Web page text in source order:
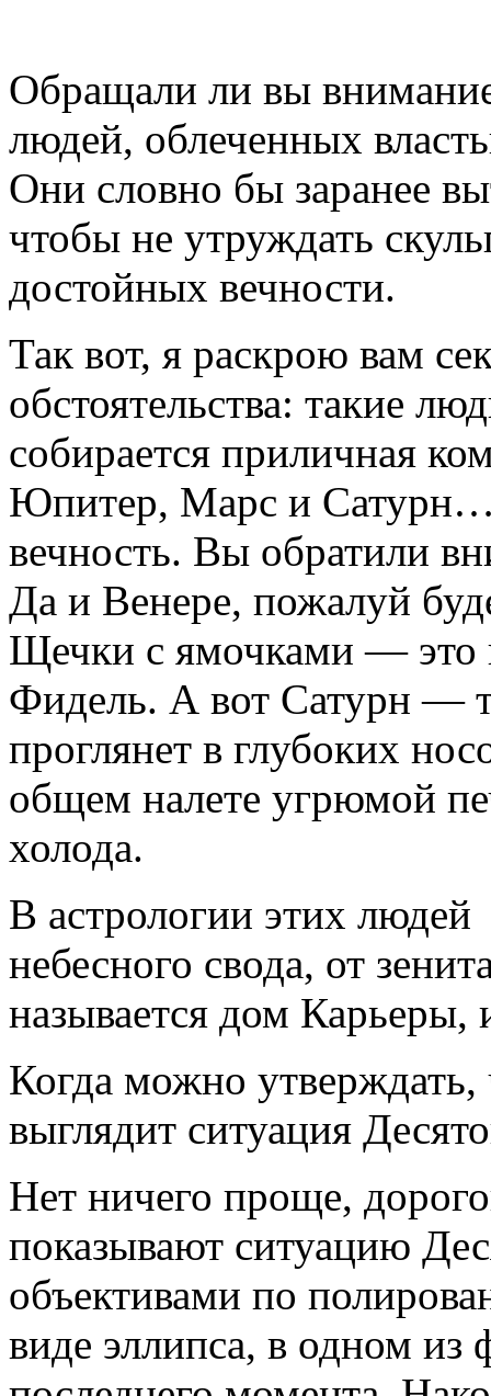
Обращали ли вы
людей, облеченных
Они словно бы заранее
чтобы не утруждать
достойных вечности.
Так вот, я раскрою вам
обстоятельства: такие
собирается приличная
Юпитер, Марс и Сатурн…
вечность. Вы обратили
Да и Венере, пожалуй
Щечки с ямочками — это
Фидель. А вот Сатурн —
проглянет в глубоких
общем налете угрюмой
холода.
В астрологии этих
небесного свода, от
называется дом
Когда можно
выглядит ситуация
Нет ничего проще,
показывают ситуацию
объективами по
виде эллипса, в одном